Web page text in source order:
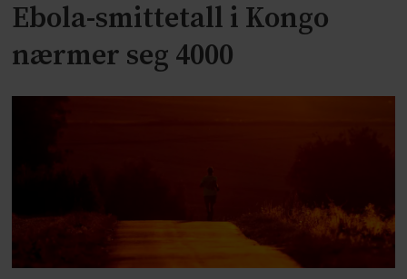
Ebola-smittetall i Kongo
nærmer seg 4000